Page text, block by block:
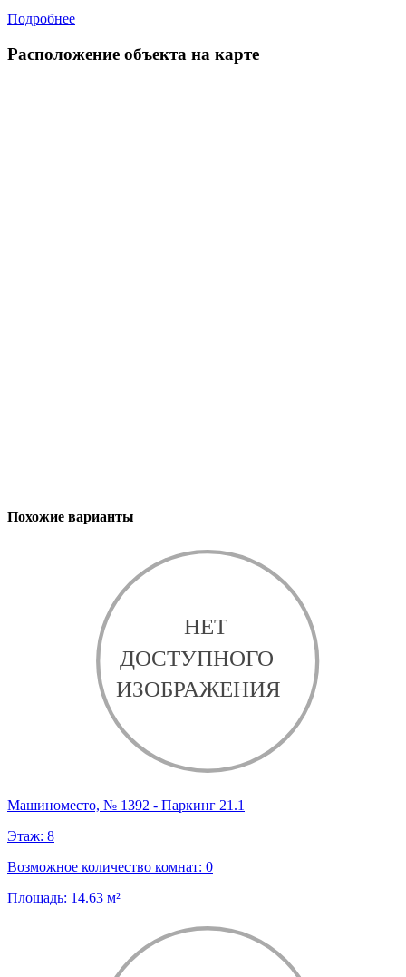
Подробнее
Расположение объекта на карте
Похожие варианты
Машиноместо, № 1392 - Паркинг 21.1
Этаж: 8
Возможное количество комнат: 0
Площадь: 14.63 м²